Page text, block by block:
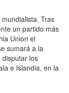
Tras
un partido más
Union el
sumará a la
disputar los
e Islandia, en la